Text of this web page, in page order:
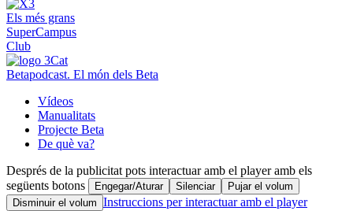
Els més grans
SuperCampus
Club
Betapodcast. El món dels Beta
Vídeos
Manualitats
Projecte Beta
De què va?
Després de la publicitat pots interactuar amb el player amb els
següents botons
Engegar/Aturar Silenciar
Pujar el volum
Disminuir el volum Instruccions per interactuar amb el player